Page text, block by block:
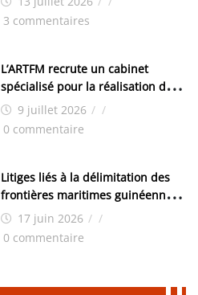
les élections, on trouve tous les
3 commentaires
L’ARTFM recrute un cabinet
spécialisé pour la réalisation des
études techniques
9 juillet 2026 / /
0 commentaire
Litiges liés à la délimitation des
frontières maritimes guinéennes:
Idrissa Chérif écrit au ministre
des Hydrocarbures
17 juin 2026 / /
0 commentaire